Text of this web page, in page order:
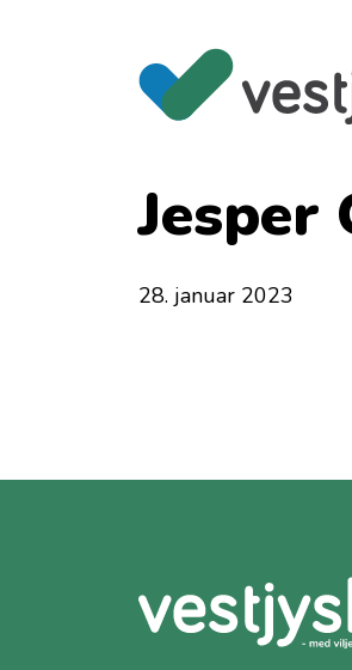
Jesper
28. januar 2023